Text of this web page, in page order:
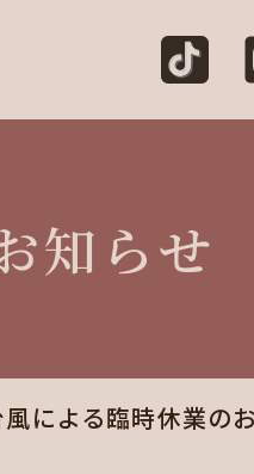
知らせ
風による臨時休業の